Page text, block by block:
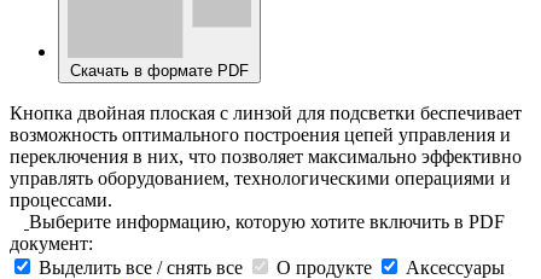
Скачать в формате PDF
Кнопка двойная плоская с линзой для подсветки беспечивает
возможность оптимального построения цепей управления и
переключения в них, что позволяет максимально эффективно
управлять оборудованием, технологическими операциями и
процессами.
Выберите информацию, которую хотите включить в PDF
документ:
Выделить все / снять все
О продукте
Аксессуары